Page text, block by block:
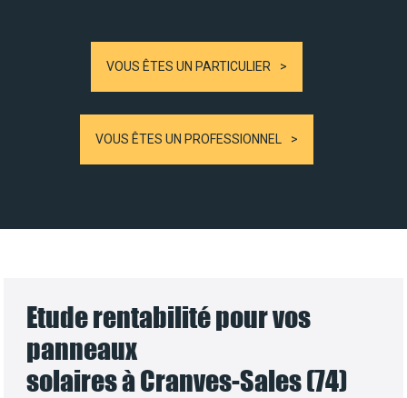
VOUS ÊTES UN PARTICULIER
VOUS ÊTES UN PROFESSIONNEL
Etude rentabilité pour vos
panneaux
solaires à Cranves-Sales (74)